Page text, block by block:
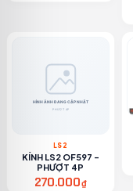
LS2
KÍNH LS2 OF597 -
PHƯỢT 4P
270.000₫